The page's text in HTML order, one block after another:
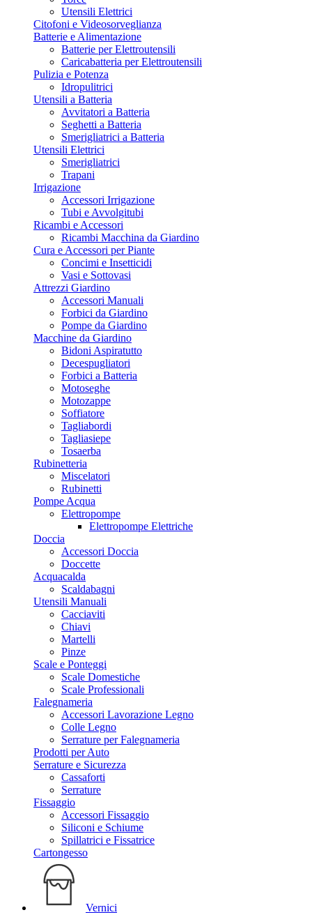
Utensili Elettrici
Citofoni e Videosorveglianza
Batterie e Alimentazione
Batterie per Elettroutensili
Caricabatteria per Elettroutensili
Pulizia e Potenza
Idropulitrici
Utensili a Batteria
Avvitatori a Batteria
Seghetti a Batteria
Smerigliatrici a Batteria
Utensili Elettrici
Smerigliatrici
Trapani
Irrigazione
Accessori Irrigazione
Tubi e Avvolgitubi
Ricambi e Accessori
Ricambi Macchina da Giardino
Cura e Accessori per Piante
Concimi e Insetticidi
Vasi e Sottovasi
Attrezzi Giardino
Accessori Manuali
Forbici da Giardino
Pompe da Giardino
Macchine da Giardino
Bidoni Aspiratutto
Decespugliatori
Forbici a Batteria
Motoseghe
Motozappe
Soffiatore
Tagliabordi
Tagliasiepe
Tosaerba
Rubinetteria
Miscelatori
Rubinetti
Pompe Acqua
Elettropompe
Elettropompe Elettriche
Doccia
Accessori Doccia
Doccette
Acquacalda
Scaldabagni
Utensili Manuali
Cacciaviti
Chiavi
Martelli
Pinze
Scale e Ponteggi
Scale Domestiche
Scale Professionali
Falegnameria
Accessori Lavorazione Legno
Colle Legno
Serrature per Falegnameria
Prodotti per Auto
Serrature e Sicurezza
Cassaforti
Serrature
Fissaggio
Accessori Fissaggio
Siliconi e Schiume
Spillatrici e Fissatrice
Cartongesso
Vernici